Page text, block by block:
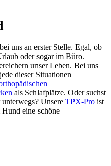
uns an erster Stelle. Egal, ob
oder sogar im Büro.
unser Leben. Bei uns
dieser Situationen
als Schlafplätze. Oder suchst
Unsere TPX-Pro ist
eine schöne